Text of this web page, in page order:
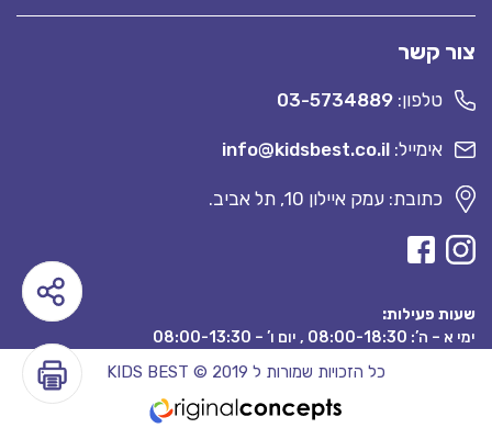
צור קשר
טלפון: 03-5734889
אימייל: info@kidsbest.co.il
כתובת: עמק איילון 10, תל אביב.
שעות פעילות:
ימי א – ה’: 08:00-18:30 , יום ו’ – 08:00-13:30
כל הזכויות שמורות ל KIDS BEST © 2019